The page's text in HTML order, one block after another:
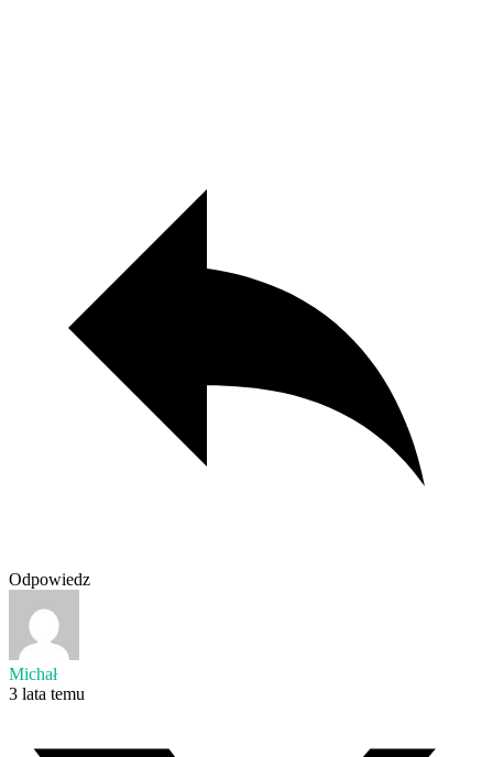
Odpowiedz
Michał
3 lata temu